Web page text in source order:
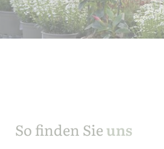
So finden Sieuns